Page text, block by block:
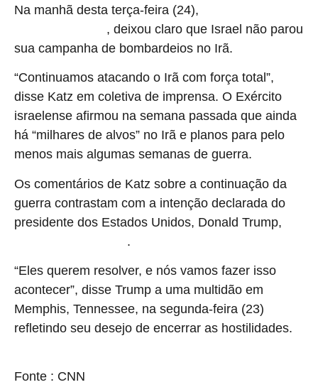
Na manhã desta terça‑feira (24),
, deixou claro que Israel não parou
sua campanha de bombardeios no Irã.
“Continuamos atacando o Irã com força total”,
disse Katz em coletiva de imprensa. O Exército
israelense afirmou na semana passada que ainda
há “milhares de alvos” no Irã e planos para pelo
menos mais algumas semanas de guerra.
Os comentários de Katz sobre a continuação da
guerra contrastam com a intenção declarada do
presidente dos Estados Unidos, Donald Trump,
.
“Eles querem resolver, e nós vamos fazer isso
acontecer”, disse Trump a uma multidão em
Memphis, Tennessee, na segunda‑feira (23)
refletindo seu desejo de encerrar as hostilidades.
Fonte : CNN